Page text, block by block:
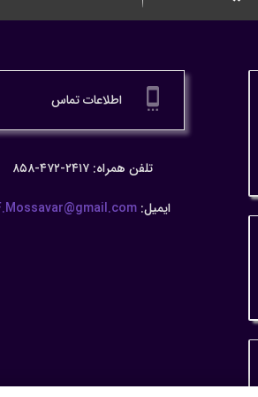
settings_cell اطلاعات تماس
تلفن همراه: ۲۴۱۷-۴۷۲-۸۵۸
ایمیل: